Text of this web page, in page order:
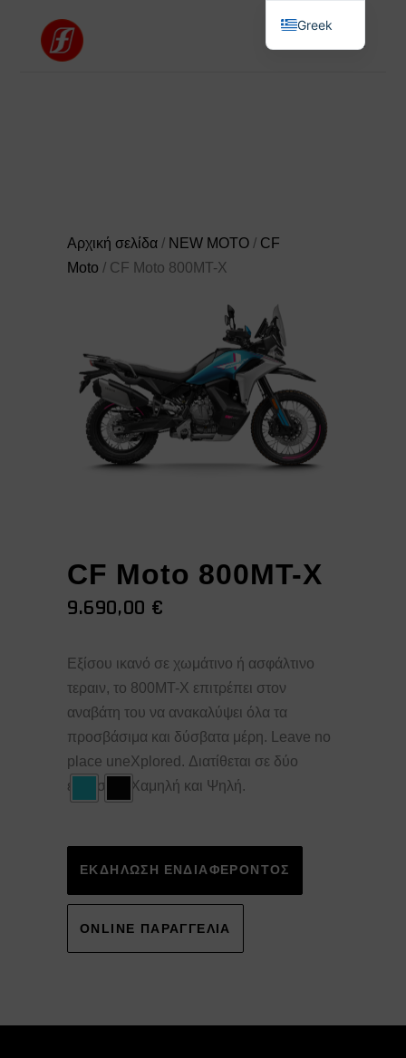
Αρχική σελίδα / NEW MOTO / CF
Moto / CF Moto 800MT-X
CF Moto 800MT-X
9.690,00 €
Εξίσου ικανό σε χωμάτινο ή ασφάλτινο
τεραιν, το 800MT-X επιτρέπει στον
αναβάτη του να ανακαλύψει όλα τα
προσβάσιμα και δύσβατα μέρη. Leave no
place uneXplored. Διατίθεται σε δύο
εκδόσεις: Χαμηλή και Ψηλή.
ΕΚΔΗΛΩΣΗ ΕΝΔΙΑΦΕΡΟΝΤΟΣ
ONLINE ΠΑΡΑΓΓΕΛΙΑ
Greek
English